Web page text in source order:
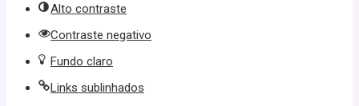
Alto contraste
Contraste negativo
Fundo claro
Links sublinhados